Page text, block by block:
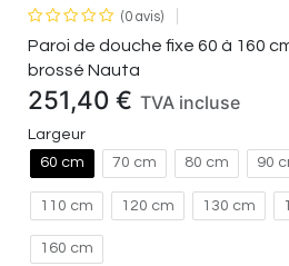
(0 avis)
Paroi de douche fixe 60 à 160
brossé Nauta
251,40 € TVA incluse
Largeur
60 cm 70 cm 80 cm 90
110 cm 120 cm 130 cm
160 cm